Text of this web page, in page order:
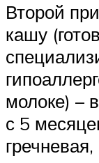
Второй
кашу
молоке) –
с 5